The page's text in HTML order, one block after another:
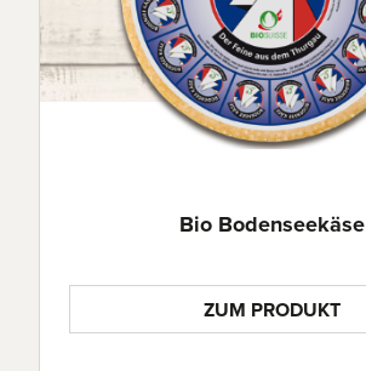
Bio Bodenseekäse
ZUM PRODUKT